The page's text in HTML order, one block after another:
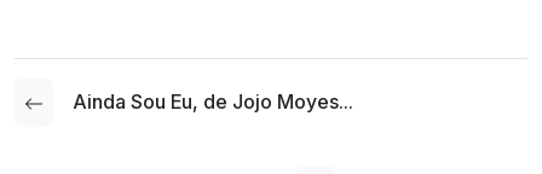
Ainda Sou Eu, de Jojo Moyes...